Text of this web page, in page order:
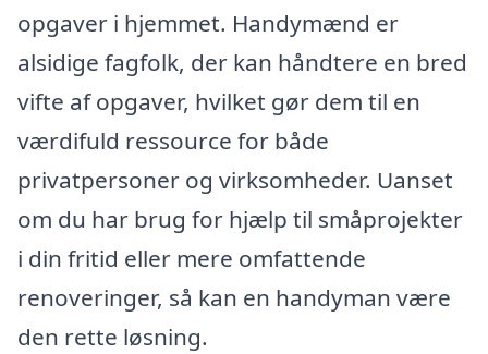
opgaver i hjemmet. Handymænd er
alsidige fagfolk, der kan håndtere en bred
vifte af opgaver, hvilket gør dem til en
værdifuld ressource for både
privatpersoner og virksomheder. Uanset
om du har brug for hjælp til småprojekter
i din fritid eller mere omfattende
renoveringer, så kan en handyman være
den rette løsning.